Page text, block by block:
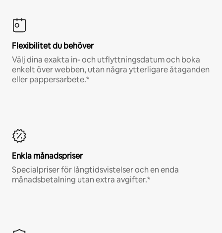
Flexibilitet du behöver
Välj dina exakta in- och utflyttningsdatum och boka
enkelt över webben, utan några ytterligare åtaganden
eller pappersarbete.*
Enkla månadspriser
Specialpriser för långtidsvistelser och en enda
månadsbetalning utan extra avgifter.*